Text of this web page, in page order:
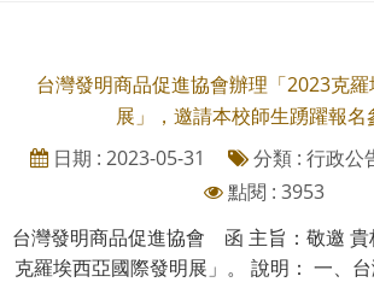
台灣發明商品促進協會辦理「2023克
展」，邀請本校師生踴躍報名
日期 : 2023-05-31
分類 : 行政公
點閱 : 3953
台灣發明商品促進協會 函 主旨：敬邀
克羅埃西亞國際發明展」。 說明： 一、